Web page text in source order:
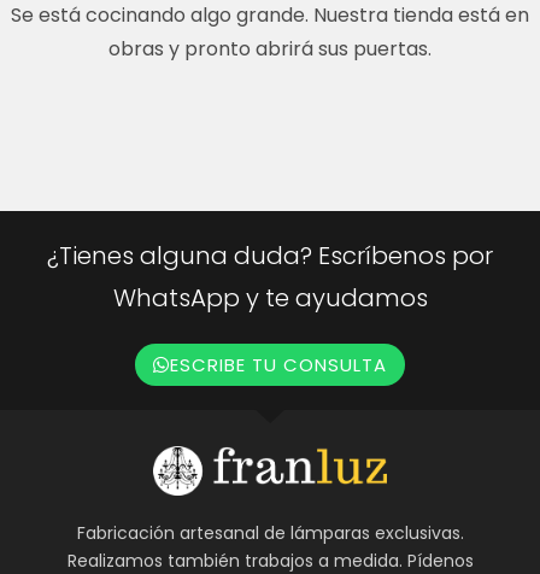
Se está cocinando algo grande. Nuestra tienda está en
obras y pronto abrirá sus puertas.
¿Tienes alguna duda? Escríbenos por
WhatsApp y te ayudamos
ESCRIBE TU CONSULTA
Fabricación artesanal de lámparas exclusivas.
Realizamos también trabajos a medida. Pídenos